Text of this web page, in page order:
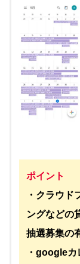
ポイント
・クラウド
ングなどの
抽選募集の
・google